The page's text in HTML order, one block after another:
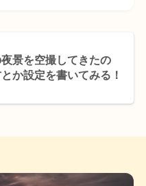
景を空撮してきたの
か設定を書いてみる！